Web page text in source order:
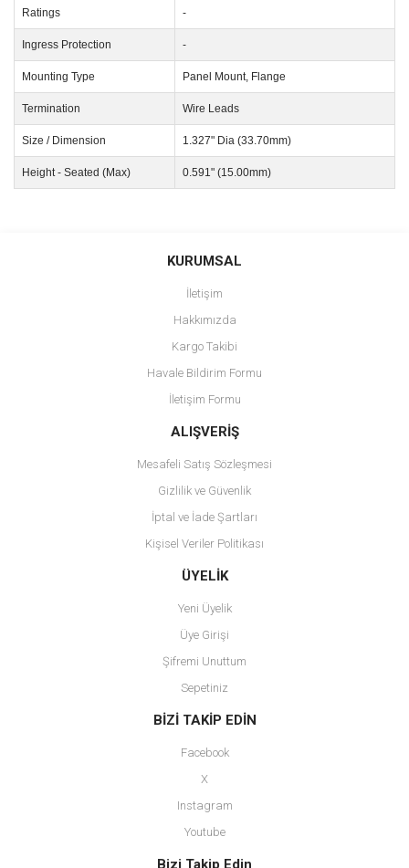
Ratings -
Ingress Protection -
Mounting Type Panel Mount, Flange
Termination Wire Leads
Size / Dimension 1.327" Dia (33.70mm)
Height - Seated (Max) 0.591" (15.00mm)
Bu ürüne ilk yorumu siz yapın!
Ürün resmi kalitesiz, bozuk veya görüntülenemiyor.
Ürün açıklamasında eksik bilgiler bulunuyor.
Ürün bilgilerinde hatalar bulunuyor.
Ürün fiyatı diğer sitelerden daha pahalı.
Bu ürüne benzer farklı alternatifler olmalı.
Gönder
KURUMSAL
İletişim
Hakkımızda
Kargo Takibi
Havale Bildirim Formu
İletişim Formu
ALIŞVERİŞ
Mesafeli Satış Sözleşmesi
Gizlilik ve Güvenlik
İptal ve İade Şartları
Kişisel Veriler Politikası
ÜYELİK
Yeni Üyelik
Üye Girişi
Şifremi Unuttum
Sepetiniz
BİZİ TAKİP EDİN
Facebook
X
Instagram
Youtube
Bizi Takip Edin